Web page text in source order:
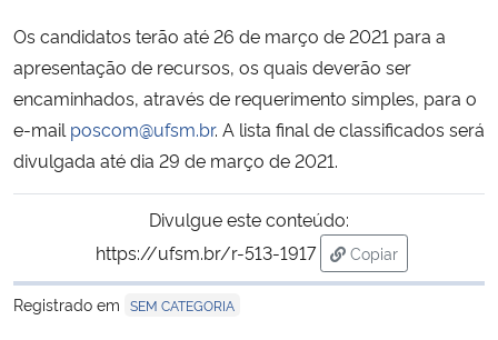
Ministério do Turismo
Ministério do Desenvolvimento Regional
Controladoria-Geral da União
Ministério da Mulher, da Família e dos Direitos Humanos
Secretaria-Geral
Os candidatos terão até 26 de março de 2021 para a
apresentação de recursos, os quais deverão ser
encaminhados, através de requerimento simples, para o
e-mail poscom@ufsm.br. A lista final de classificados será
divulgada até dia 29 de março de 2021.
Divulgue este conteúdo:
https://ufsm.br/r-513-1917
Copiar
para área de
Registrado em SEM CATEGORIA